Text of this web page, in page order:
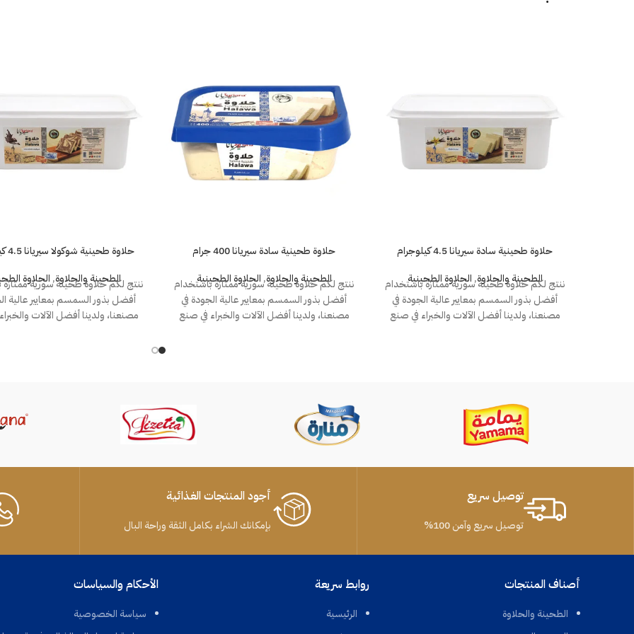
حلاوة طحينية سادة سيريانا 4.5 كيلوجرام
الطحينة والحلاوة, الحلاوة الطحينية
ننتج لكم حلاوة طحينة سورية ممتازة باستخدام
أفضل بذور السمسم بمعايير عالية الجودة في
مصنعنا، ولدينا أفضل الآلات والخبراء في صنع
حلاوة طحينية سادة سيريانا 400 جرام
الطحينة والحلاوة, الحلاوة الطحينية
ننتج لكم حلاوة طحينة سورية ممتازة باستخدام
أفضل بذور السمسم بمعايير عالية الجودة في
مصنعنا، ولدينا أفضل الآلات والخبراء في صنع
حلاوة طحينية شوكولا سيريانا 4.5 كيلوجرام
الطحينة والحلاوة, الحلاوة
ننتج لكم حلاوة طحينة سورية
أفضل بذور السمسم بمعايير عالية
مصنعنا، ولدينا أفضل الآلات
توصيل سريع
توصيل سريع وآمن 100%
أجود المنتجات الغذائية
بإمكانك الشراء بكامل الثقة وراحة البال
أصناف المنتجات
الطحينة والحلاوة
روابط سريعة
الرئيسية
الأحكام والسياسات
سياسة الخصوصية